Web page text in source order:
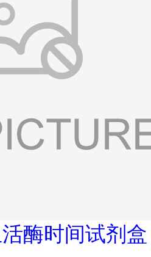
酶时间试剂盒